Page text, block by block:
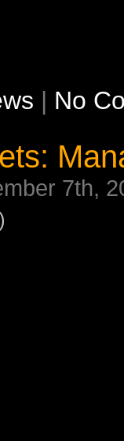
| No
7th,